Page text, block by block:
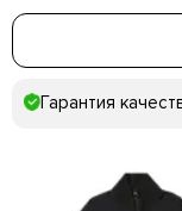
Гарантия